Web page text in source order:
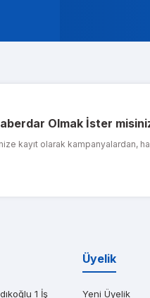
1 sene önce
Olmak İster
kayıt olarak kampanyalardan,
1 İş
Üyelik
Yeni Üyelik